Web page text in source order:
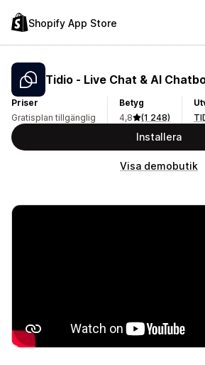
Shopify App Store
Tidio ‑ Live Chat & AI
Priser
Gratisplan tillgänglig
Betyg
4,8
(1 248)
Installera
Visa demobutik